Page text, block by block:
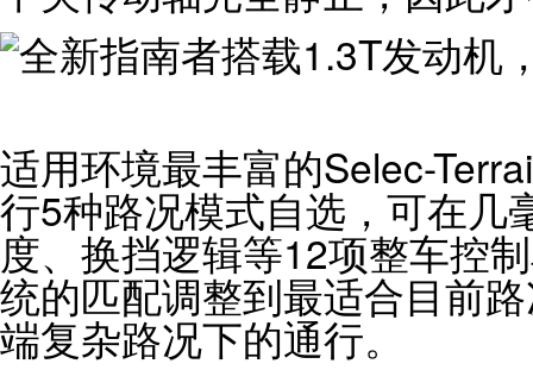
适用环境最丰富的Selec-
行5种路况模式自选，可在几
度、换挡逻辑等12项整车控
统的匹配调整到最适合目前
端复杂路况下的通行。